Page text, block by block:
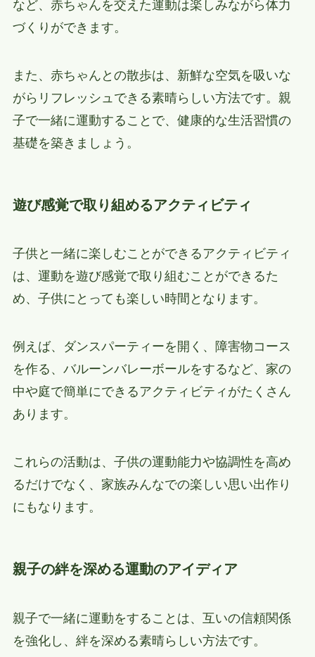
など、赤ちゃんを交えた運動は楽しみながら体力
づくりができます。
また、赤ちゃんとの散歩は、新鮮な空気を吸いな
がらリフレッシュできる素晴らしい方法です。親
子で一緒に運動することで、健康的な生活習慣の
基礎を築きましょう。
遊び感覚で取り組めるアクティビティ
子供と一緒に楽しむことができるアクティビティ
は、運動を遊び感覚で取り組むことができるた
め、子供にとっても楽しい時間となります。
例えば、ダンスパーティーを開く、障害物コース
を作る、バルーンバレーボールをするなど、家の
中や庭で簡単にできるアクティビティがたくさん
あります。
これらの活動は、子供の運動能力や協調性を高め
るだけでなく、家族みんなでの楽しい思い出作り
にもなります。
親子の絆を深める運動のアイディア
親子で一緒に運動をすることは、互いの信頼関係
を強化し、絆を深める素晴らしい方法です。